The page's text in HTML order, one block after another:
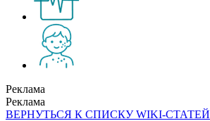
Реклама
Реклама
ВЕРНУТЬСЯ К СПИСКУ WIKI-СТАТЕЙ